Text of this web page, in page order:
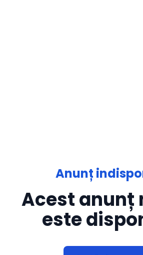
Anunț
Acest anunț
este